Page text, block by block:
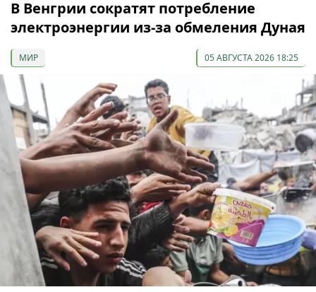
В Венгрии сократят потребление
электроэнергии из-за обмеления Дуная
МИР 05 АВГУСТА 2026 18:25